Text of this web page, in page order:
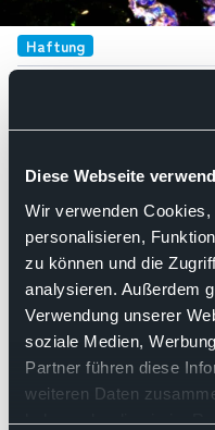
Diese Webseite
Wir verwenden
personalisieren,
zu können und die
analysieren. Außerdem
Verwendung unserer
soziale Medien,
Partner führen diese
weiteren Daten
haben oder die sie im
Haftung
Kategorie:
Nach Relevanz
06.02.2020
Stellungnahme des